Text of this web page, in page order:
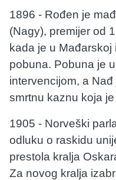
1896 - Rođen je
(Nagy), premijer od
kada je u
pobuna. Pobuna je
intervencijom, a
smrtnu kaznu koja
1905 - Norveški
odluku o raskidu
prestola kralja
Za novog kralja